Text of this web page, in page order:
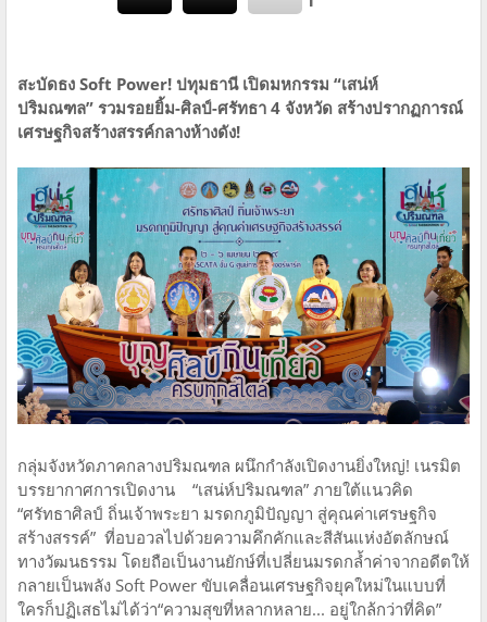
สะบัดธง Soft Power! ปทุมธานี เปิดมหกรรม “เสน่ห์
ปริมณฑล” รวมรอยยิ้ม-ศิลป์-ศรัทธา 4 จังหวัด สร้างปรากฏการณ์
เศรษฐกิจสร้างสรรค์กลางห้างดัง!
กลุ่มจังหวัดภาคกลางปริมณฑล ผนึกกำลังเปิดงานยิ่งใหญ่! เนรมิต
บรรยากาศการเปิดงาน “เสน่ห์ปริมณฑล” ภายใต้แนวคิด
“ศรัทธาศิลป์ ถิ่นเจ้าพระยา มรดกภูมิปัญญา สู่คุณค่าเศรษฐกิจ
สร้างสรรค์” ที่อบอวลไปด้วยความคึกคักและสีสันแห่งอัตลักษณ์
ทางวัฒนธรรม โดยถือเป็นงานยักษ์ที่เปลี่ยนมรดกล้ำค่าจากอดีตให้
กลายเป็นพลัง Soft Power ขับเคลื่อนเศรษฐกิจยุคใหม่ในแบบที่
ใครก็ปฏิเสธไม่ได้ว่า“ความสุขที่หลากหลาย... อยู่ใกล้กว่าที่คิด”